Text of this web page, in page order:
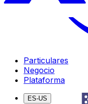
Particulares
Negocio
Plataforma
ES-US